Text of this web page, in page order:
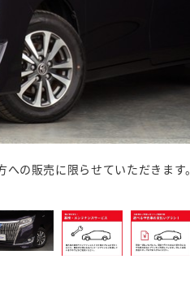
の販売に限らせていただきます。